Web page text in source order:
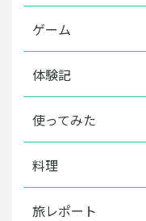
ゲーム
体験記
使ってみた
料理
旅レポート